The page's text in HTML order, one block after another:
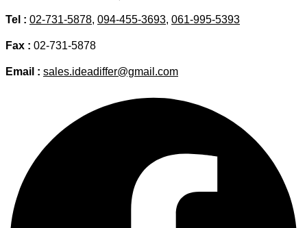
Tel : 02-731-5878, 094-455-3693, 061-995-5393
Fax : 02-731-5878
Email : sales.ideadiffer@gmail.com